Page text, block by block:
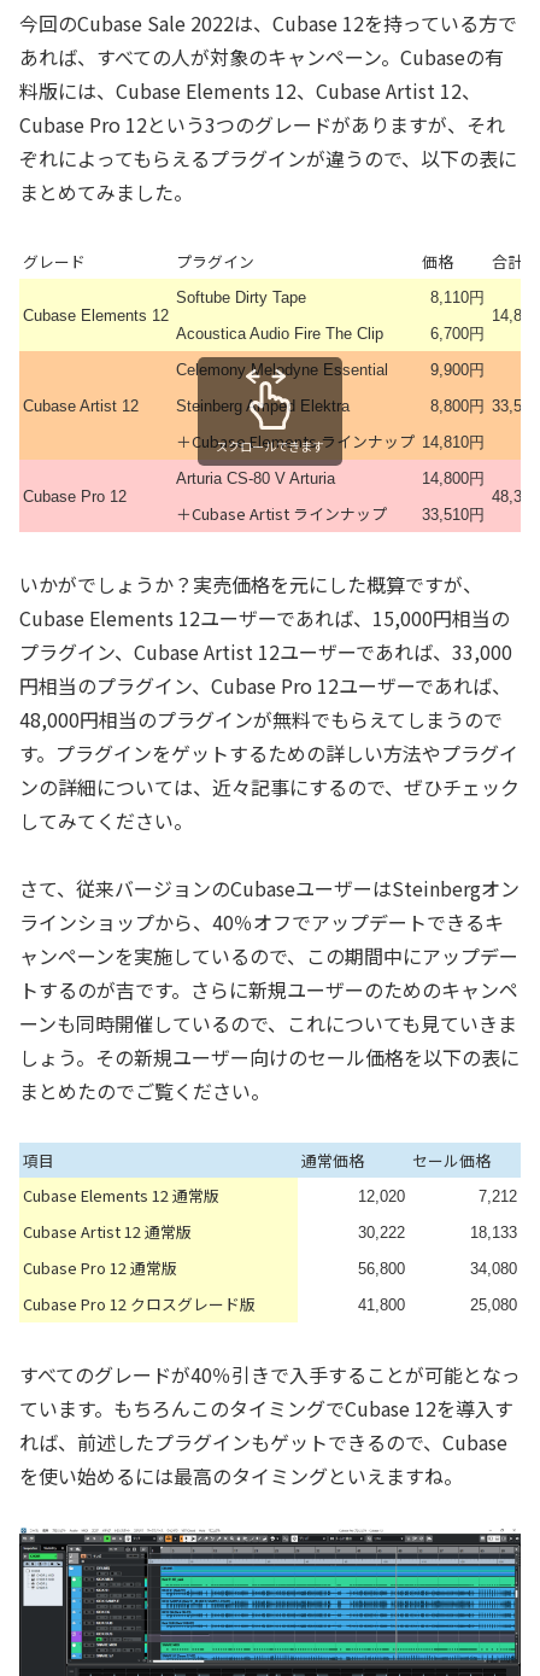
今回のCubase Sale 2022は、Cubase 12を持っている方で
あれば、すべての人が対象のキャンペーン。Cubaseの有
料版には、Cubase Elements 12、Cubase Artist 12、
Cubase Pro 12という3つのグレードがありますが、それ
ぞれによってもらえるプラグインが違うので、以下の表に
まとめてみました。
グレード プラグイン 価格 合計
Cubase Elements 12
Softube Dirty Tape
8,110円
Acoustica Audio Fire The Clip
6,700円
Cubase Artist 12
Celemony Melodyne Essential
9,900円
Steinberg Amped Elektra 8,800円
＋Cubase Elements ラインナップ 14,810円
Cubase Pro 12
Arturia CS-80 V Arturia
14,800円
＋Cubase Artist ラインナップ 33,510円
スクロールできます
いかがでしょうか？実売価格を元にした概算ですが、
Cubase Elements 12ユーザーであれば、15,000円相当の
プラグイン、Cubase Artist 12ユーザーであれば、33,000
円相当のプラグイン、Cubase Pro 12ユーザーであれば、
48,000円相当のプラグインが無料でもらえてしまうので
す。プラグインをゲットするための詳しい方法やプラグイ
ンの詳細については、近々記事にするので、ぜひチェック
してみてください。
さて、従来バージョンのCubaseユーザーはSteinbergオン
ラインショップから、40％オフでアップデートできるキ
ャンペーンを実施しているので、この期間中にアップデー
トするのが吉です。さらに新規ユーザーのためのキャンペ
ーンも同時開催しているので、これについても見ていきま
しょう。その新規ユーザー向けのセール価格を以下の表に
まとめたのでご覧ください。
項目 通常価格
セール価格
Cubase Elements 12 通常版
12,020 7,212
Cubase Artist 12 通常版 30,222 18,133
Cubase Pro 12 通常版 56,800 34,080
Cubase Pro 12 クロスグレード版 41,800 25,080
すべてのグレードが40％引きで入手することが可能となっ
ています。もちろんこのタイミングでCubase 12を導入す
れば、前述したプラグインもゲットできるので、Cubase
を使い始めるには最高のタイミングといえますね。